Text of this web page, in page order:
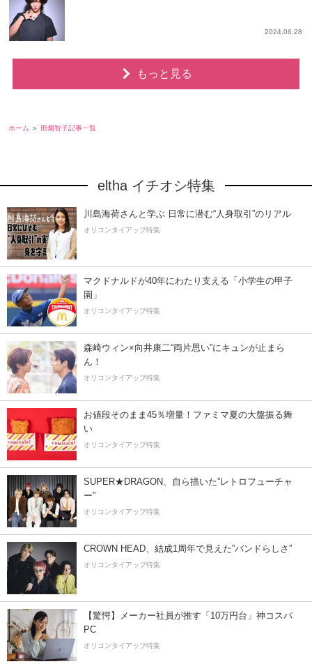
2024.06.28
もっと見る
ホーム 田畑智子記事一覧
eltha イチオシ特集
川島海荷さんと学ぶ 日常に潜む“人身取引”のリアル
オリコンタイアップ特集
マクドナルドが40年にわたり支える「小学生の甲子
園」
オリコンタイアップ特集
森崎ウィン×向井康二“両片思い”にキュンが止まら
ん！
オリコンタイアップ特集
お値段そのまま45％増量！ファミマ夏の大盤振る舞
い
オリコンタイアップ特集
SUPER★DRAGON、自ら描いた”レトロフューチャ
ー”
オリコンタイアップ特集
CROWN HEAD、結成1周年で見えた”バンドらしさ”
オリコンタイアップ特集
【驚愕】メーカー社員が推す「10万円台」神コスパ
PC
オリコンタイアップ特集